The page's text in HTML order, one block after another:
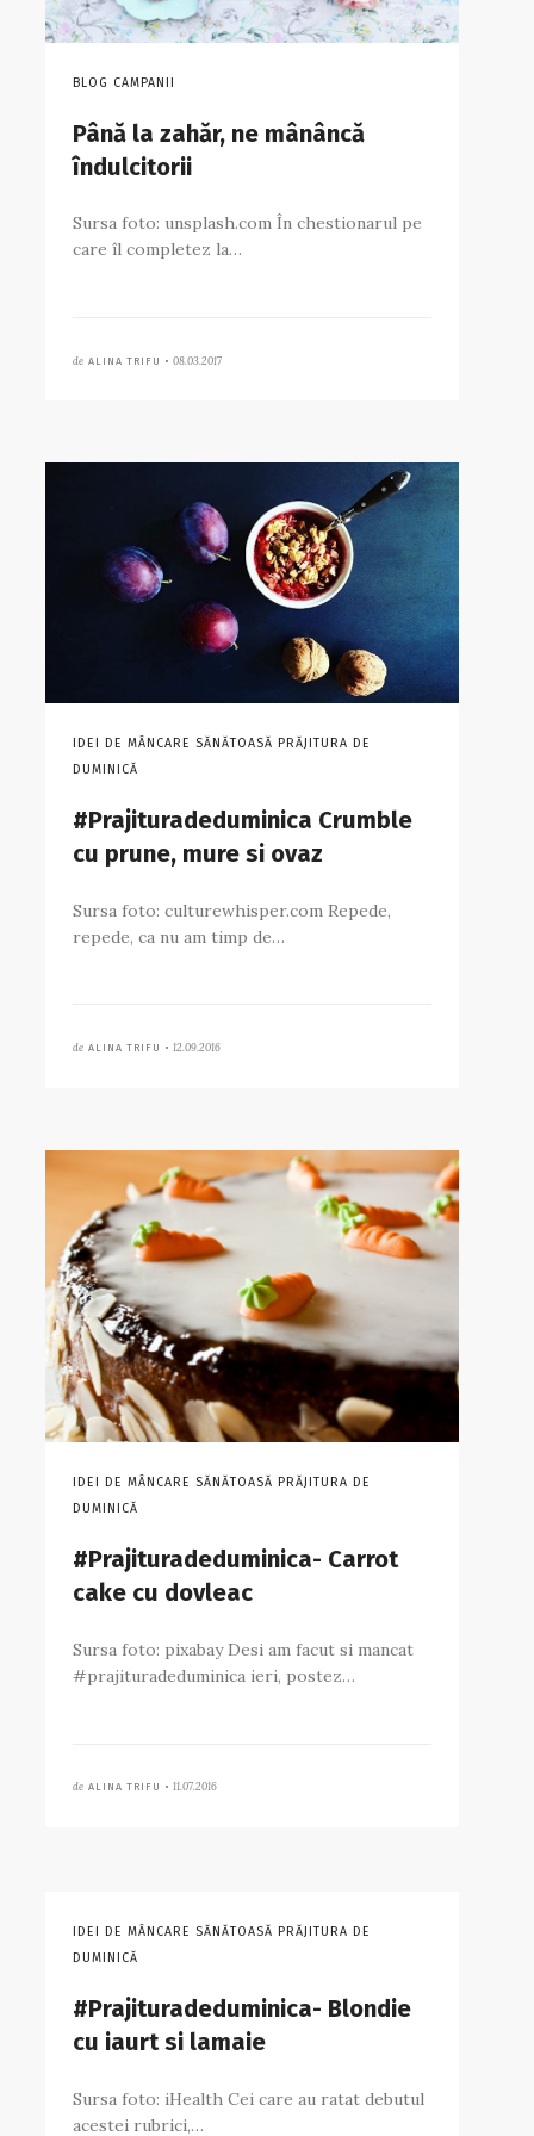
BLOG CAMPANII
Până la zahăr, ne mânâncă
îndulcitorii
Sursa foto: unsplash.com În chestionarul pe
care îl completez la…
de ALINA TRIFU • 08.03.2017
IDEI DE MÂNCARE SĂNĂTOASĂ PRĂJITURA DE
DUMINICĂ
#Prajituradeduminica Crumble
cu prune, mure si ovaz
Sursa foto: culturewhisper.com Repede,
repede, ca nu am timp de…
de ALINA TRIFU • 12.09.2016
IDEI DE MÂNCARE SĂNĂTOASĂ PRĂJITURA DE
DUMINICĂ
#Prajituradeduminica- Carrot
cake cu dovleac
Sursa foto: pixabay Desi am facut si mancat
#prajituradeduminica ieri, postez…
de ALINA TRIFU • 11.07.2016
IDEI DE MÂNCARE SĂNĂTOASĂ PRĂJITURA DE
DUMINICĂ
#Prajituradeduminica- Blondie
cu iaurt si lamaie
Sursa foto: iHealth Cei care au ratat debutul
acestei rubrici,…